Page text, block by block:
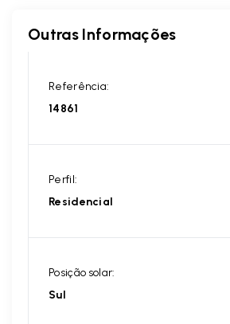
Outras Informações
Referência:
14861
Perfil:
Residencial
Posição solar:
Sul